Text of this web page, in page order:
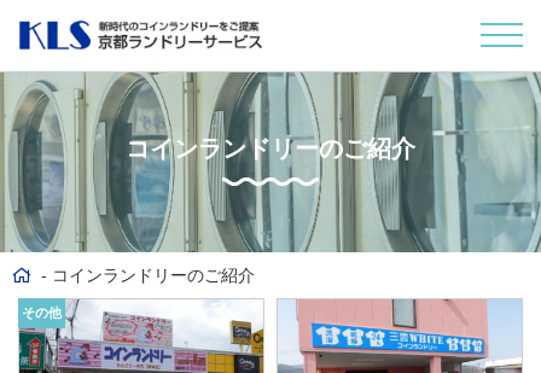
コインランドリーのご紹介
コインランドリーのご紹介
その他